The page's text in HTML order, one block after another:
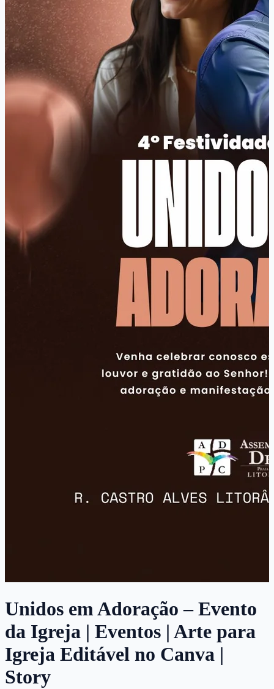
Unidos em Adoração – Evento
da Igreja | Eventos | Arte para
Igreja Editável no Canva |
Story